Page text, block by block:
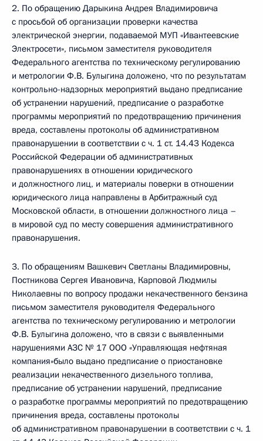
2. По обращению Дарыкина Андрея Владимировича
с просьбой об организации проверки качества
электрической энергии, подаваемой МУП «Ивантеевские
Электросети», письмом заместителя руководителя
Федерального агентства по техническому регулированию
и метрологии Ф.В. Булыгина доложено, что по результатам
контрольно-надзорных мероприятий выдано предписание
об устранении нарушений, предписание о разработке
программы мероприятий по предотвращению причинения
вреда, составлены протоколы об административном
правонарушении в соответствии с ч. 1 ст. 14.43 Кодекса
Российской Федерации об административных
правонарушениях в отношении юридического
и должностного лиц, и материалы поверки в отношении
юридического лица направлены в Арбитражный суд
Московской области, в отношении должностного лица –
в мировой суд по месту совершения административного
правонарушения.
3. По обращениям Вашкевич Светланы Владимировны,
Постникова Сергея Ивановича, Карповой Людмилы
Николаевны по вопросу продажи некачественного бензина
письмом заместителя руководителя Федерального
агентства по техническому регулированию и метрологии
Ф.В. Булыгина доложено, что в связи с выявленными
нарушениями АЗС № 17 ООО «Управляющая нефтяная
компания»было выдано предписание о приостановке
реализации некачественного дизельного топлива,
предписание об устранении нарушений, предписание
о разработке программы мероприятий по предотвращению
причинения вреда, составлены протоколы
об административном правонарушении в соответствии с ч. 1